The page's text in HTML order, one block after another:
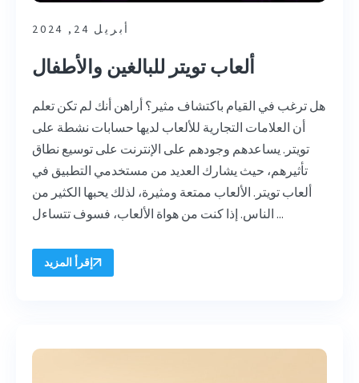
أبريل 24, 2024
ألعاب تويتر للبالغين والأطفال
هل ترغب في القيام باكتشاف مثير؟ أراهن أنك لم تكن تعلم
أن العلامات التجارية للألعاب لديها حسابات نشطة على
تويتر. يساعدهم وجودهم على الإنترنت على توسيع نطاق
تأثيرهم، حيث يشارك العديد من مستخدمي التطبيق في
ألعاب تويتر. الألعاب ممتعة ومثيرة، لذلك يحبها الكثير من
الناس. إذا كنت من هواة الألعاب، فسوف تتساءل ...
إقرأ المزيد